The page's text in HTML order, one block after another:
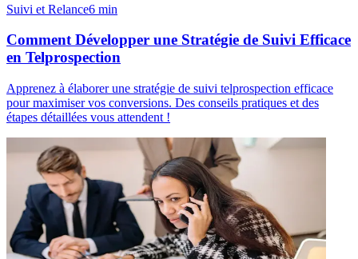
Suivi et Relance6 min
Comment Développer une Stratégie de Suivi Efficace
en Telprospection
Apprenez à élaborer une stratégie de suivi telprospection efficace
pour maximiser vos conversions. Des conseils pratiques et des
étapes détaillées vous attendent !